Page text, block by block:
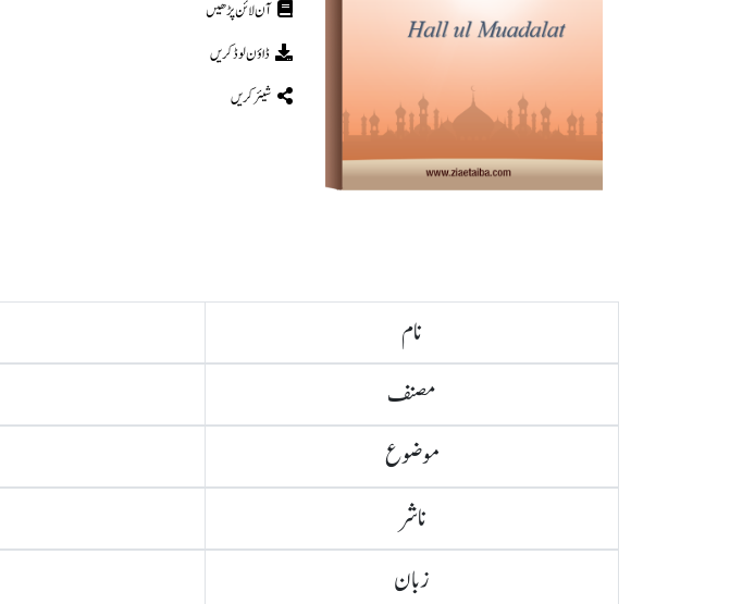
ڈاؤن لوڈ کریں
شیئر کریں
نام
مصنف
موضوع
ناشر
زبان